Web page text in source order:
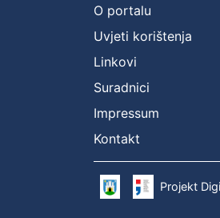
O portalu
Uvjeti korištenja
Linkovi
Suradnici
Impressum
Kontakt
Projekt